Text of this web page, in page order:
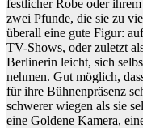
festlicher Robe oder
zwei Pfunde, die sie zu
überall eine gute Figur:
TV-Shows, oder zuletzt
Berlinerin leicht, sich
nehmen. Gut möglich,
für ihre Bühnenpräsenz
schwerer wiegen als sie
eine Goldene Kamera,